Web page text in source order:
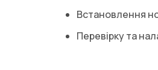
Встановлення
Перевірку та